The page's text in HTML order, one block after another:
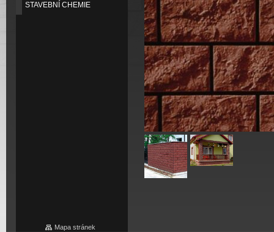
STAVEBNÍ CHEMIE
Mapa stránek